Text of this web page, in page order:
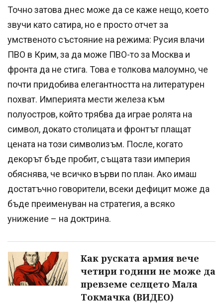
Точно затова днес може да се каже нещо, което
звучи като сатира, но е просто отчет за
умственото състояние на режима: Русия влачи
ПВО в Крим, за да може ПВО-то за Москва и
фронта да не стига. Това е толкова малоумно, че
почти придобива елегантността на литературен
похват. Империята мести железа към
полуостров, който трябва да играе ролята на
символ, докато столицата и фронтът плащат
цената на този символизъм. После, когато
декорът бъде пробит, същата тази империя
обяснява, че всичко върви по план. Ако имаш
достатъчно говорители, всеки дефицит може да
бъде преименуван на стратегия, а всяко
унижение – на доктрина.
Как руската армия вече
четири години не може да
превземе селцето Мала
Токмачка (ВИДЕО)